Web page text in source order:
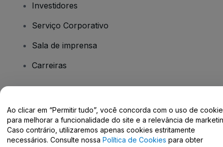
Investidores
Serviço Corporativo
Sala de imprensa
Carreiras
Centro de Ajuda / Fale Conosco
Ao clicar em “Permitir tudo”, você concorda com o uso de
para melhorar a funcionalidade do site e a relevância de
Caso contrário, utilizaremos apenas cookies estritamente
necessários. Consulte nossa Política de Cookies para obter